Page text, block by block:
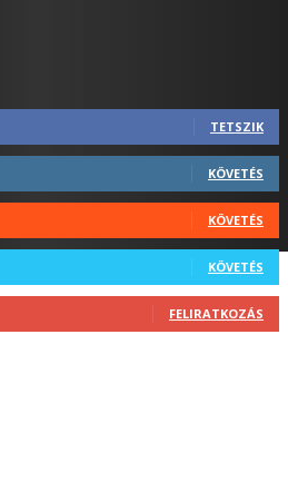
TETSZIK
KÖVETÉS
KÖVETÉS
KÖVETÉS
FELIRATKOZÁS